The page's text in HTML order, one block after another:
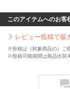
このアイテムへのお客
レビュー投稿で最
※投稿は（対象商品の）ご
※投稿可能期間は商品出荷